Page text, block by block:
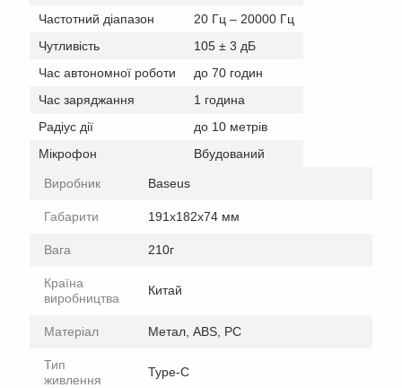
Частотний діапазон
20 Гц – 20000 Гц
Чутливість
105 ± 3 дБ
Час автономної роботи
до 70 годин
Час заряджання
1 година
Радіус дії
до 10 метрів
Мікрофон
Вбудований
Виробник Baseus
Габарити 191х182х74 мм
Вага 210г
Країна
виробництва
Китай
Матеріал Метал, ABS, PC
Тип
живлення
Type-C